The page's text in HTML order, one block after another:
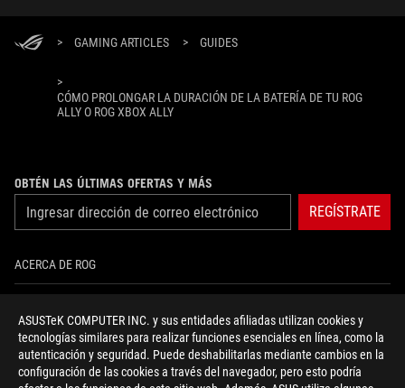
ASUSTeK COMPUTER INC. y sus entidades afiliadas utilizan cookies y
tecnologías similares para realizar funciones esenciales en línea, como la
autenticación y seguridad. Puede deshabilitarlas mediante cambios en la
configuración de las cookies a través del navegador, pero esto podría
> GAMING ARTICLES > GUIDES
>
CÓMO PROLONGAR LA DURACIÓN DE LA BATERÍA DE TU ROG
ALLY O ROG XBOX ALLY
OBTÉN LAS ÚLTIMAS OFERTAS Y MÁS
REGÍSTRATE
ACERCA DE ROG
NEWSROOM
NOTICIAS